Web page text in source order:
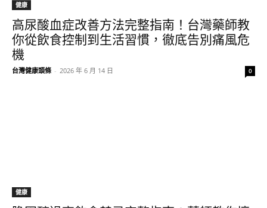
健康
高尿酸血症改善方法完整指南！台灣藥師教
你從飲食控制到生活習慣，徹底告別痛風危
機
台灣健康頭條 - 2026 年 6 月 14 日 0
健康